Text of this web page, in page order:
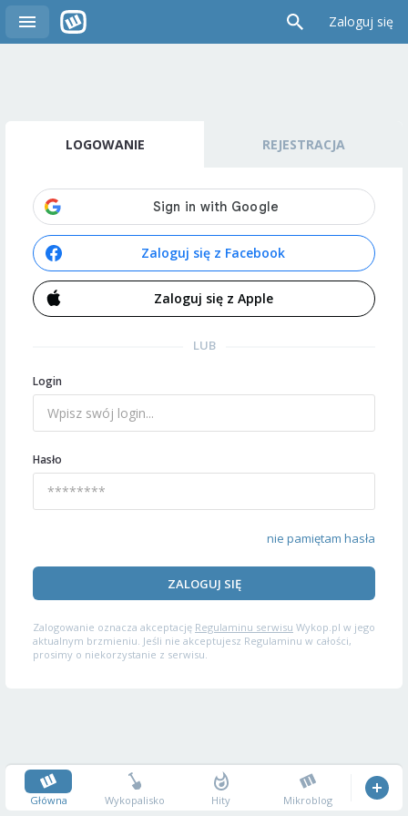
Zaloguj się
LOGOWANIE REJESTRACJA
Zaloguj się z Facebook
Zaloguj się z Apple
LUB
Login
Hasło
nie pamiętam hasła
ZALOGUJ SIĘ
Zalogowanie oznacza akceptację Regulaminu serwisu Wykop.pl w jego
aktualnym brzmieniu. Jeśli nie akceptujesz Regulaminu w całości,
prosimy o niekorzystanie z serwisu.
Główna Wykopalisko Hity Mikroblog